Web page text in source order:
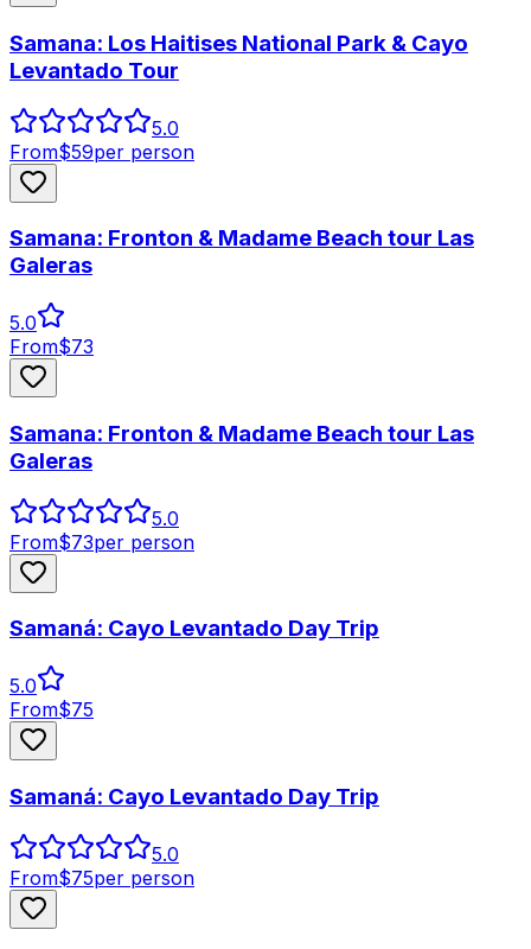
Samana: Los Haitises National Park & Cayo
Levantado Tour
5.0
From$59per person
Samana: Fronton & Madame Beach tour Las
Galeras
5.0
From$73
Samana: Fronton & Madame Beach tour Las
Galeras
5.0
From$73per person
Samaná: Cayo Levantado Day Trip
5.0
From$75
Samaná: Cayo Levantado Day Trip
5.0
From$75per person